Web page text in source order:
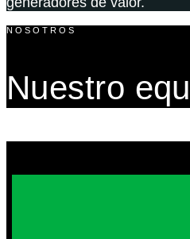
NOSOTROS
Nuestro